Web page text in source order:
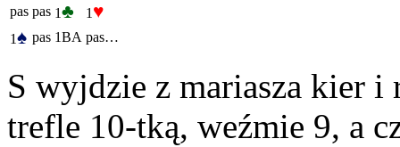
pas pas 1♣ 1 ♥
1♠ pas 1BA pas…
S wyjdzie z mariasza kier i
trefle 10-tką, weźmie 9, a